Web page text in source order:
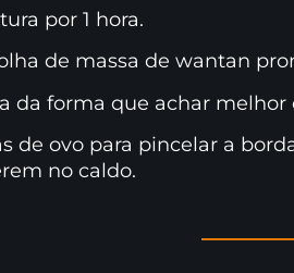
por 1 hora.
de massa de wantan
da forma que achar
de ovo para pincelar a
no caldo.